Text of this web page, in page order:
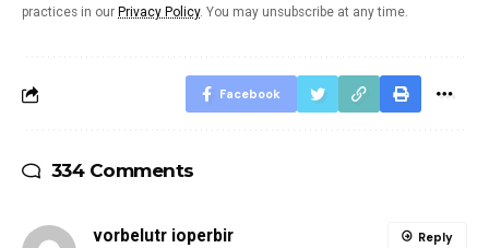
practices in our Privacy Policy. You may unsubscribe at any time.
Facebook
334 Comments
vorbelutr ioperbir Reply